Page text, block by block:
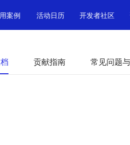
案例 活动日历 开发者社区
贡献指南 常见问题